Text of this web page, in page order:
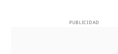
PUBLICIDAD